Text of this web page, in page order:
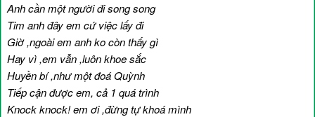
Anh cần một người đi song song
Tim anh đây em cứ việc lấy đi
Giờ ,ngoài em anh ko còn thấy gì
Hay vì ,em vẫn ,luôn khoe sắc
Huyền bí ,như một đoá Quỳnh
Tiếp cận được em, cả 1 quá trình
Knock knock! em ơi ,đừng tự khoá mình